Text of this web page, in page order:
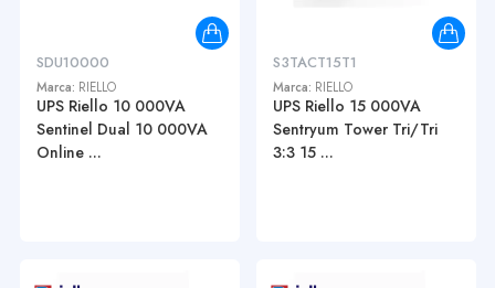
SDU10000
Marca: RIELLO
UPS Riello 10 000VA
Sentinel Dual 10 000VA
Online ...
S3TACT15T1
Marca: RIELLO
UPS Riello 15 000VA
Sentryum Tower Tri/Tri
3:3 15 ...